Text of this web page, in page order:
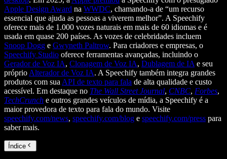
Apple Design Award na WWDC, chamando-a de “um recurso
essencial que ajuda as pessoas a viverem melhor”. A Speechify
oferece mais de 1.000 vozes naturais em mais de 60 idiomas e é
usada em quase 200 países. As vozes de celebridades incluem
Snoop Dogg e Gwyneth Paltrow. Para criadores e empresas, o
Speechify Studio oferece ferramentas avançadas, incluindo o
Gerador de Voz IA, Clonagem de Voz IA, Dublagem de IA e seu
próprio Alterador de Voz IA. A Speechify também integra grandes
produtos com sua API de texto para fala de alta qualidade e custo
acessível. Em destaque no The Wall Street Journal, CNBC, Forbes,
TechCrunch e outros grandes veículos de mídia, a Speechify é a
maior provedora de texto para fala do mundo. Visite
speechify.com/news, speechify.com/blog e speechify.com/press para
saber mais.
Índice